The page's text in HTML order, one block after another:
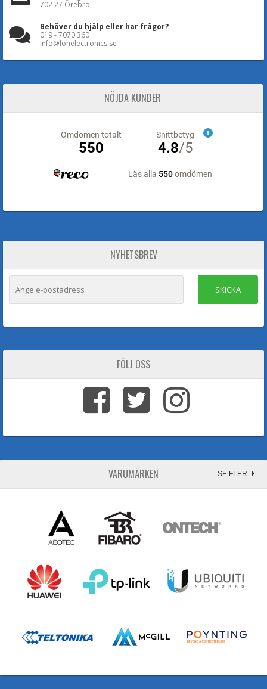
702 27 Örebro
Behöver du hjälp eller har frågor?
019 - 7070 360
Info@lohelectronics.se
NÖJDA KUNDER
NYHETSBREV
SKICKA
FÖLJ OSS
VARUMÄRKEN SE FLER